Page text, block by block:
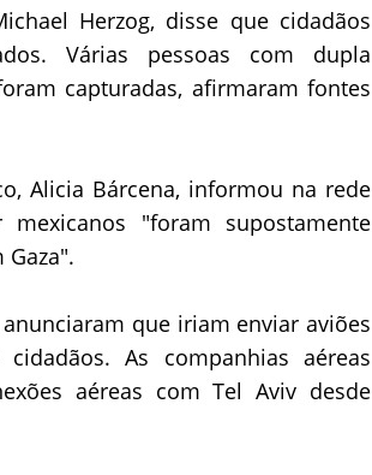
Herzog, disse que cidadãos
Várias pessoas com dupla
capturadas, afirmaram fontes
Alicia Bárcena, informou na rede
"foram supostamente
que iriam enviar aviões
As companhias aéreas
aéreas com Tel Aviv desde